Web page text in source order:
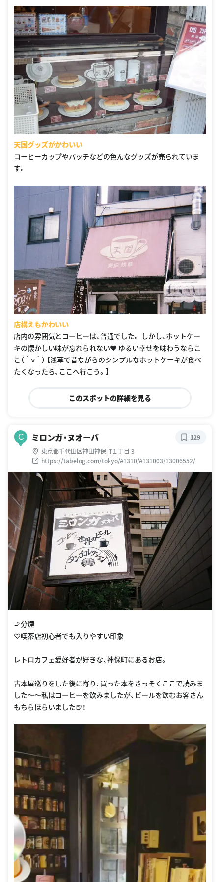
天国グッズがかわいい
コーヒーカップやバッチなどの色んなグッズが売られていま
す。
店構えもかわいい
店内の雰囲気とコーヒーは、普通でした。 しかし、ホットケー
キの懐かしい味が忘れられない❤︎ ゆるい幸せを味わうならこ
こ（＾ν＾） 【浅草で昔ながらのシンプルなホットケーキが食べ
たくなったら、ここへ行こう。】
このスポットの詳細を見る
C ミロンガ・ヌオーバ
東京都千代田区神田神保町１丁目３
https://tabelog.com/tokyo/A1310/A131003/13006552/
129
🚬分煙
♡喫茶店初心者でも入りやすい印象
レトロカフェ愛好者が好きな、神保町にあるお店。
古本屋巡りをした後に寄り、買った本をさっそくここで読みま
した〜〜私はコーヒーを飲みましたが、ビールを飲むお客さん
もちらほらいました🍺！